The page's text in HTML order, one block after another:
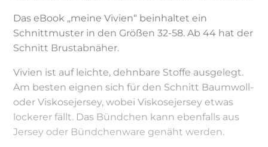
Das eBook „meine Vivien“ beinhaltet ein
Schnittmuster in den Größen 32-58. Ab 44 hat der
Schnitt Brustabnäher.
Vivien ist auf leichte, dehnbare Stoffe ausgelegt.
Am besten eignen sich für den Schnitt Baumwoll-
oder Viskosejersey, wobei Viskosejersey etwas
lockerer fällt. Das Bündchen kann ebenfalls aus
Jersey oder Bündchenware genäht werden.